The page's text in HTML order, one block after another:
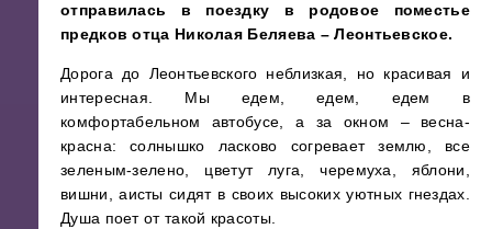
отправилась в поездку в родовое поместье
предков отца Николая Беляева – Леонтьевское.
Дорога до Леонтьевского неблизкая, но красивая и
интересная. Мы едем, едем, едем в
комфортабельном автобусе, а за окном – весна-
красна: солнышко ласково согревает землю, все
зеленым-зелено, цветут луга, черемуха, яблони,
вишни, аисты сидят в своих высоких уютных гнездах.
Душа поет от такой красоты.